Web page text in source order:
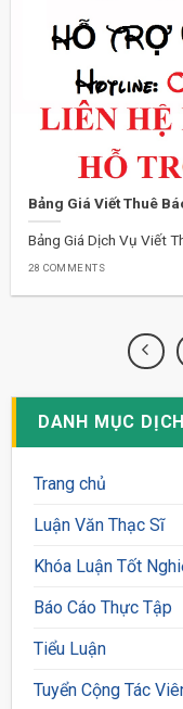
Bảng Giá Viết Thuê
Bảng Giá Dịch Vụ Viết
28 COMMENTS
DANH MỤC
Trang chủ
Luận Văn Thạc Sĩ
Khóa Luận Tốt
Báo Cáo Thực Tập
Tiểu Luận
Tuyển Cộng Tác